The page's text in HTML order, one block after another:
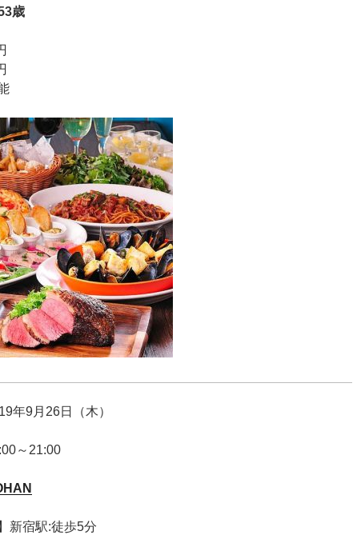
歳
年9月26日（木）
～21:00
新宿駅:徒歩5分